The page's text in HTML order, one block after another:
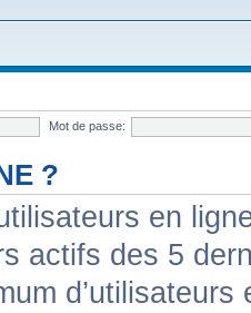
Mot de passe:
?
en
actifs des 5